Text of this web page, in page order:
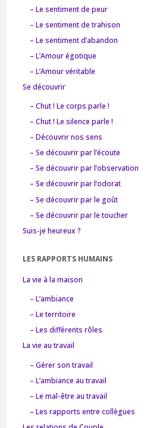
– Le sentiment de peur
– Le sentiment de trahison
– Le sentiment d’abandon
– L’Amour égotique
– L’Amour véritable
Se découvrir
– Chut ! Le corps parle !
– Chut ! Le silence parle !
– Découvrir nos sens
– Se découvrir par l’écoute
– Se découvrir par l’observation
– Se découvrir par l’odorat
– Se découvrir par le goût
– Se découvrir par le toucher
Suis-je heureux ?
LES RAPPORTS HUMAINS
La vie à la maison
– L’ambiance
– Le territoire
– Les différents rôles
La vie au travail
– Gérer son travail
– L’ambiance au travail
– Le mal-être au travail
– Les rapports entre collègues